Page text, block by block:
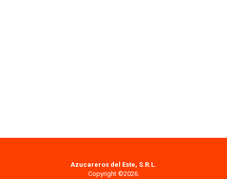
Azucareros del Este, S.R.L.
Copyright ©2026.